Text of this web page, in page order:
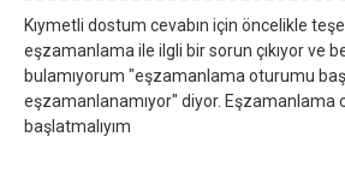
Kıymetli dostum cevabın için öncelikle
eşzamanlama ile ilgli bir sorun çıkıyor ve
bulamıyorum "eşzamanlama oturumu
eşzamanlanamıyor" diyor. Eşzamanlama
başlatmalıyım